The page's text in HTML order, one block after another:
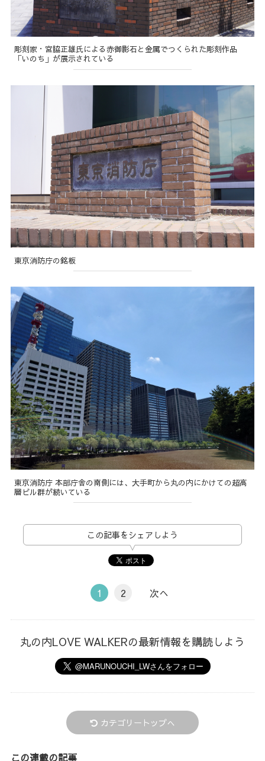
彫刻家・宮脇正雄氏による赤御影石と金属でつくられた彫刻作品
「いのち」が展示されている
東京消防庁の銘板
東京消防庁 本部庁舎の南側には、大手町から丸の内にかけての超高
層ビル群が続いている
この記事をシェアしよう
1 2 次へ
丸の内LOVE WALKERの最新情報を購読しよう
カテゴリートップへ
この連載の記事